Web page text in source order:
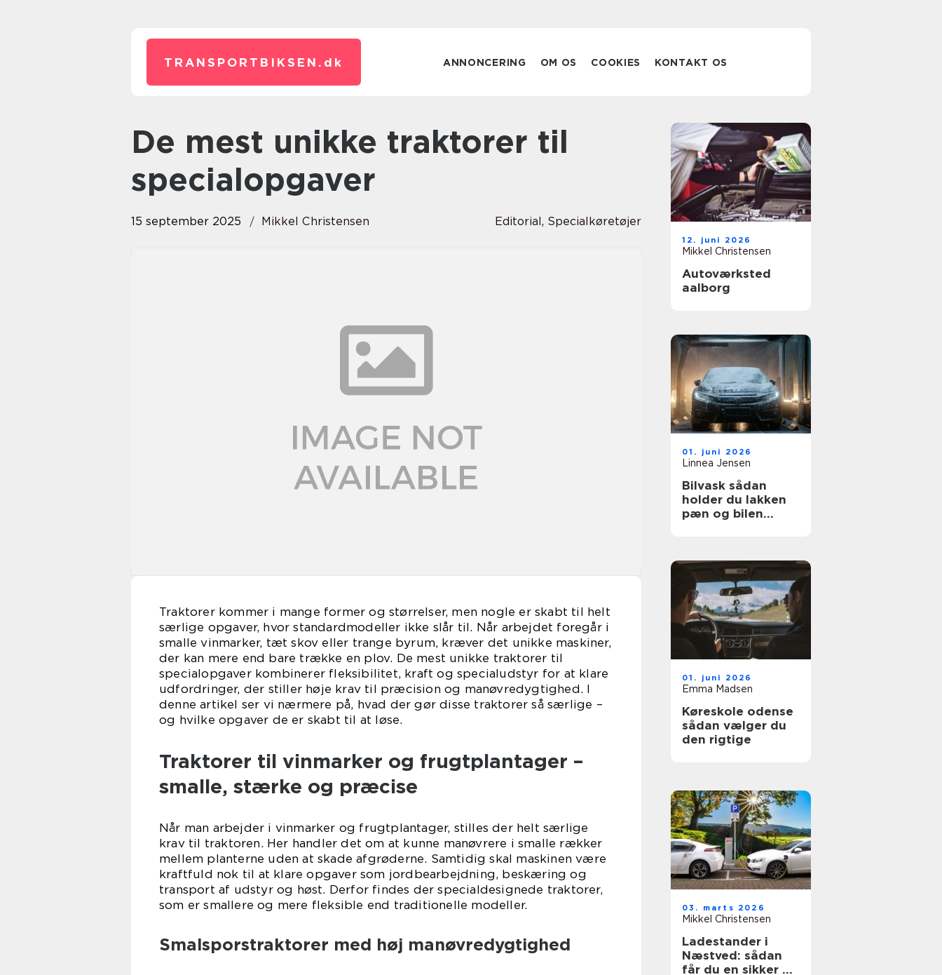
TRANSPORTBIKSEN. dk ANNONCERING OM OS COOKIES KONTAKT OS
De mest unikke traktorer til
specialopgaver
15 september 2025 Mikkel Christensen Editorial, Specialkøretøjer
Traktorer kommer i mange former og størrelser, men nogle er skabt til helt
særlige opgaver, hvor standardmodeller ikke slår til. Når arbejdet foregår i
smalle vinmarker, tæt skov eller trange byrum, kræver det unikke maskiner,
der kan mere end bare trække en plov. De mest unikke traktorer til
specialopgaver kombinerer fleksibilitet, kraft og specialudstyr for at klare
udfordringer, der stiller høje krav til præcision og manøvredygtighed. I
denne artikel ser vi nærmere på, hvad der gør disse traktorer så særlige –
og hvilke opgaver de er skabt til at løse.
Traktorer til vinmarker og frugtplantager –
smalle, stærke og præcise
Når man arbejder i vinmarker og frugtplantager, stilles der helt særlige
krav til traktoren. Her handler det om at kunne manøvrere i smalle rækker
mellem planterne uden at skade afgrøderne. Samtidig skal maskinen være
kraftfuld nok til at klare opgaver som jordbearbejdning, beskæring og
transport af udstyr og høst. Derfor findes der specialdesignede traktorer,
som er smallere og mere fleksible end traditionelle modeller.
Smalsporstraktorer med høj manøvredygtighed
12. juni 2026
Mikkel Christensen
Autoværksted
aalborg
01. juni 2026
Linnea Jensen
Bilvask sådan
holder du lakken
pæn og bilen
01. juni 2026
Emma Madsen
Køreskole odense
sådan vælger du
den rigtige
03. marts 2026
Mikkel Christensen
Ladestander i
Næstved: sådan
får du en sikker og